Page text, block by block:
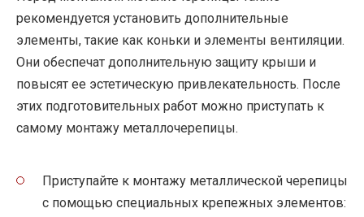
рекомендуется установить дополнительные
элементы, такие как коньки и элементы вентиляции.
Они обеспечат дополнительную защиту крыши и
повысят ее эстетическую привлекательность. После
этих подготовительных работ можно приступать к
самому монтажу металлочерепицы.
Приступайте к монтажу металлической черепицы
с помощью специальных крепежных элементов: